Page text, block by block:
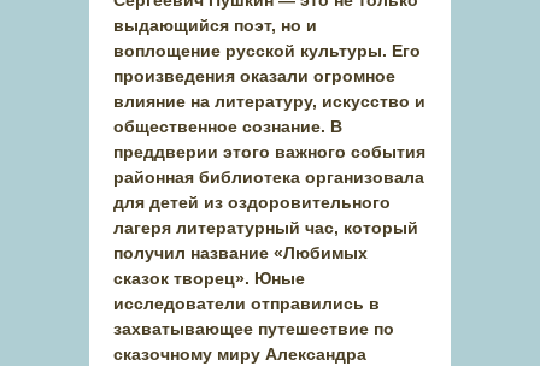
выдающийся поэт, но и
воплощение русской культуры. Его
произведения оказали огромное
влияние на литературу, искусство и
общественное сознание. В
преддверии этого важного события
районная библиотека организовала
для детей из оздоровительного
лагеря литературный час, который
получил название «Любимых
сказок творец». Юные
исследователи отправились в
захватывающее путешествие по
сказочному миру Александра